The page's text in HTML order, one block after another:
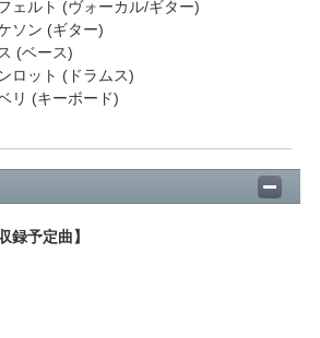
ェルト (ヴォーカル/ギター)
ソン (ギター)
(ベース)
ロット (ドラムス)
リ (キーボード)
録予定曲】